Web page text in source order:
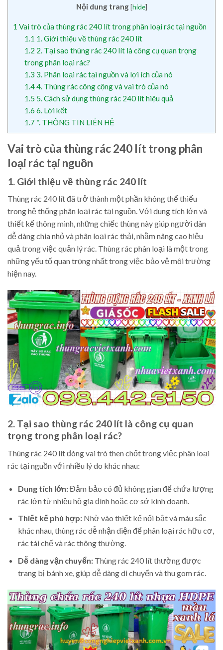
Nội dung trang [hide]
1 Vai trò của thùng rác 240 lít trong phân loại rác tại nguồn
1.1 1. Giới thiệu về thùng rác 240 lít
1.2 2. Tại sao thùng rác 240 lít là công cụ quan trọng
trong phân loại rác?
1.3 3. Phân loại rác tại nguồn và lợi ích của nó
1.44. Thùng rác công cộng và vai trò của nó
1.5 5. Cách sử dụng thùng rác 240 lít hiệu quả
1.6 6. Lời kết
1.7 *. THÔNG TIN LIÊN HỆ
Vai trò của thùng rác 240 lít trong phân
loại rác tại nguồn
1. Giới thiệu về thùng rác 240 lít
Thùng rác 240 lít đã trở thành một phần không thể thiếu
trong hệ thống phân loại rác tại nguồn. Với dung tích lớn và
thiết kế thông minh, những chiếc thùng này giúp người dân
dễ dàng chia nhỏ và phân loại rác thải, nhằm nâng cao hiệu
quả trong việc quản lý rác. Thùng rác phân loại là một trong
những yếu tố quan trọng nhất trong việc bảo vệ môi trường
hiện nay.
2. Tại sao thùng rác 240 lít là công cụ quan
trọng trong phân loại rác?
Thùng rác 240 lít đóng vai trò then chốt trong việc phân loại
rác tại nguồn với nhiều lý do khác nhau:
Dung tích lớn:Đảm bảo có đủ không gian để chứa lượng
rác lớn từ nhiều hộ gia đình hoặc cơ sở kinh doanh.
Thiết kế phù hợp:Nhờ vào thiết kế nổi bật và màu sắc
khác nhau, thùng rác dễ nhận diện để phân loại rác hữu cơ,
rác tái chế và rác thông thường.
Dễ dàng vận chuyển:Thùng rác 240 lít thường được
trang bị bánh xe, giúp dễ dàng di chuyển và thu gom rác.